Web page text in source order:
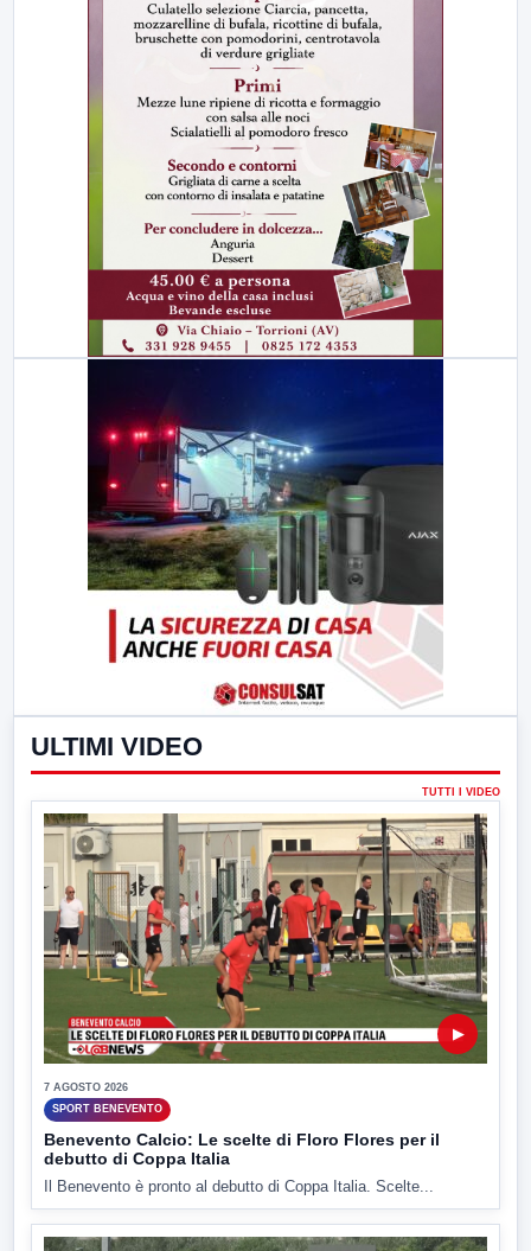
ULTIMI VIDEO
TUTTI I VIDEO
▶
7 AGOSTO 2026
SPORT BENEVENTO
Benevento Calcio: Le scelte di Floro Flores per il
debutto di Coppa Italia
Il Benevento è pronto al debutto di Coppa Italia. Scelte...